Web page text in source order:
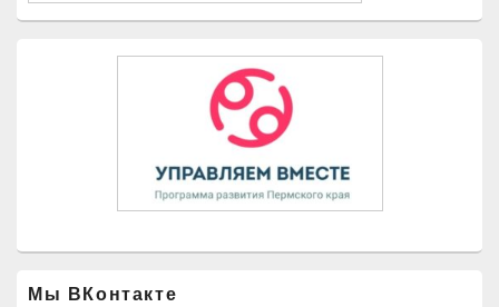
Мы ВКонтакте